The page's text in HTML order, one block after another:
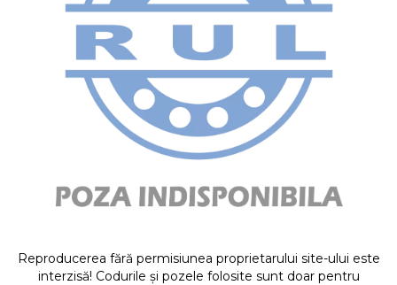
Reproducerea fără permisiunea proprietarului site-ului este
interzisă! Codurile și pozele folosite sunt doar pentru